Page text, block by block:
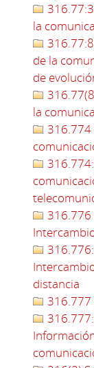
la
de la
de
la
316.774
316.776
distancia
316.777